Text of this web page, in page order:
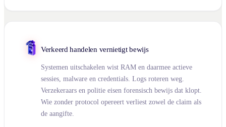
Verkeerd handelen vernietigt bewijs
Systemen uitschakelen wist RAM en daarmee actieve
sessies, malware en credentials. Logs roteren weg.
Verzekeraars en politie eisen forensisch bewijs dat klopt.
Wie zonder protocol opereert verliest zowel de claim als
de aangifte.